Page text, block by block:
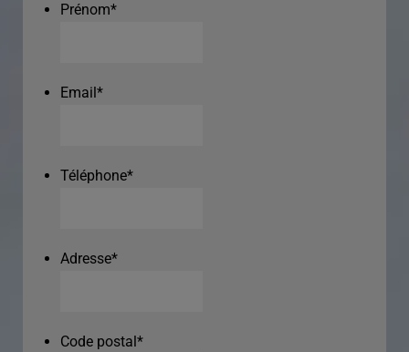
Prénom*
Email*
Téléphone*
Adresse*
Code postal*